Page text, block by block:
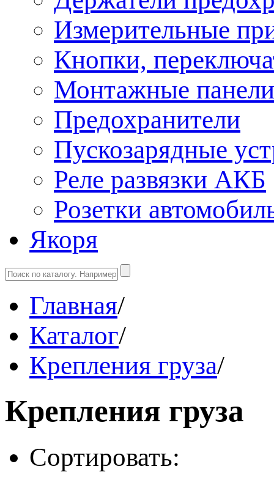
Измерительные
Кнопки,
Монтажные панели
Предохранители
Пускозарядные
Реле развязки АКБ
Розетки
Якоря
Главная/
Каталог/
Крепления груза/
Крепления груза
Сортировать: